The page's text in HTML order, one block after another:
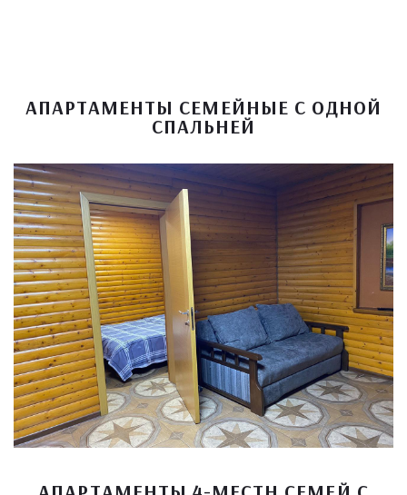
АПАРТАМЕНТЫ СЕМЕЙНЫЕ С ОДНОЙ
СПАЛЬНЕЙ